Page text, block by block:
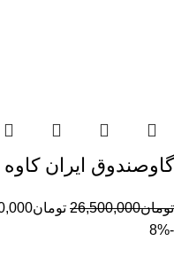
گاوصندوق ایران کاوه
تومان26,500,000 تومان
-8%